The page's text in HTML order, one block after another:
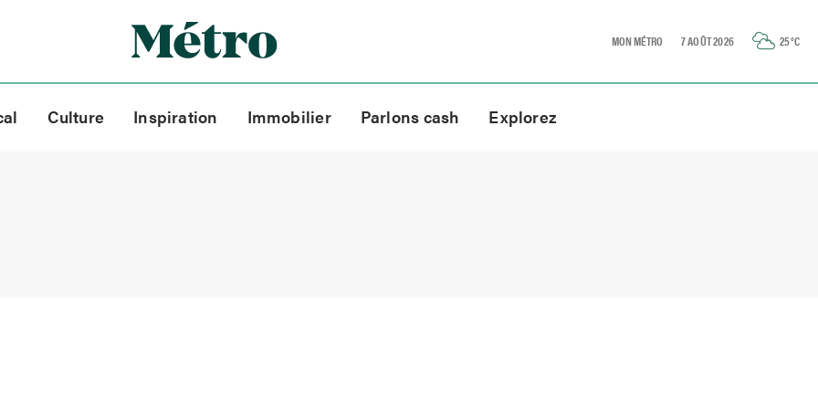
MON MÉTRO 7 AOÛT 2026 25°C
Culture Inspiration Immobilier Parlons cash Explorez